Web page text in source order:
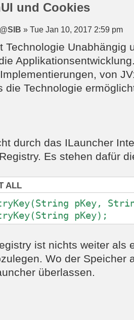
und Cookies
» Tue Jan 10, 2017 2:59 pm
Technologie Unabhängig
von
die Technologie
durch das ILauncher
Es stehen dafür
ALL
pKey,
pKey);
ist nichts weiter als
Wo der Speicher
überlassen.